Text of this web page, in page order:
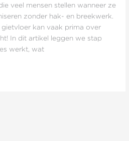
veel mensen stellen wanneer ze
zonder hak- en breekwerk.
gietvloer kan vaak prima over
In dit artikel leggen we stap
werkt, wat